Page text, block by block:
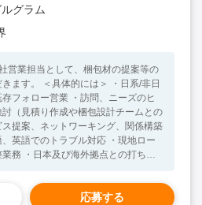
グラム
営業担当として、梱包材の提案等の
ます。 ＜具体的には＞ ・日系/非日
フォロー営業 ・訪問、ニーズのヒ
（見積り作成や梱包設計チームとの
提案、ネットワーキング、関係構築
英語でのトラブル対応 ・現地ロー
務 ・日本及び海外拠点との打ち合
ンバーマネジメント等も担当いただき
応募する